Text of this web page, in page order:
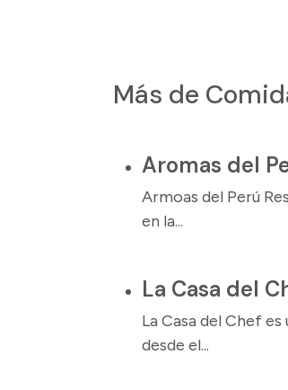
Más de
Aromas del
Armoas del Perú
en la...
La Casa del
La Casa del Chef
desde el...